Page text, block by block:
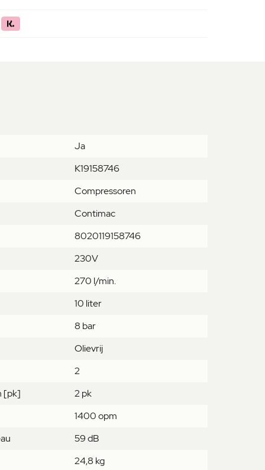
Ja
K19158746
Compressoren
Contimac
8020119158746
230V
270 l/min.
10 liter
8 bar
Olievrij
2
[pk]
2 pk
1400 opm
59 dB
24,8 kg